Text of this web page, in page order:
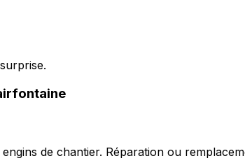
de chantier. Réparation ou